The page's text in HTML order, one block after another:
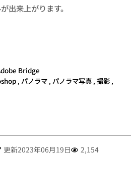
出来上がります。
Bridge
, パノラマ , パノラマ写真 , 撮影 ,
更新2023年06月19日 2,154